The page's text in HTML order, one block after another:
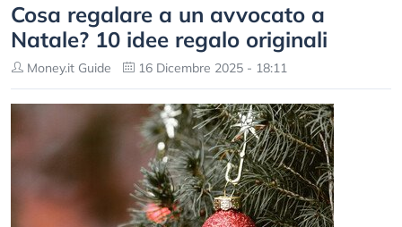
Cosa regalare a un avvocato a
Natale? 10 idee regalo originali
Money.it Guide 16 Dicembre 2025 - 18:11